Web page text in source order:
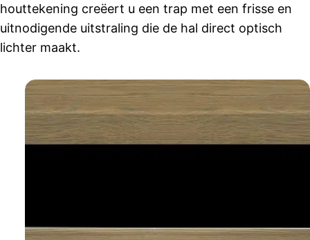
houttekening creëert u een trap met een frisse en
uitnodigende uitstraling die de hal direct optisch
lichter maakt.